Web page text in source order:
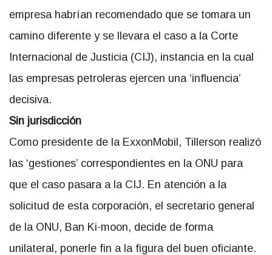
empresa habrían recomendado que se tomara un
camino diferente y se llevara el caso a la Corte
Internacional de Justicia (CIJ), instancia en la cual
las empresas petroleras ejercen una ‘influencia’
decisiva.
Sin jurisdicción
Como presidente de la ExxonMobil, Tillerson realizó
las ‘gestiones’ correspondientes en la ONU para
que el caso pasara a la CIJ. En atención a la
solicitud de esta corporación, el secretario general
de la ONU, Ban Ki-moon, decide de forma
unilateral, ponerle fin a la figura del buen oficiante.